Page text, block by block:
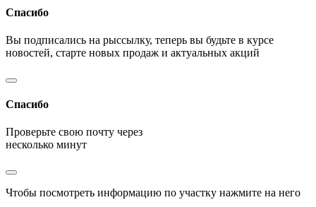
Спасибо
Вы подписались на рыссылку, теперь вы будьте в курсе
новостей, старте новых продаж и актуальных акций
Спасибо
Проверьте свою почту через
несколько минут
Чтобы посмотреть информацию по участку нажмите на него